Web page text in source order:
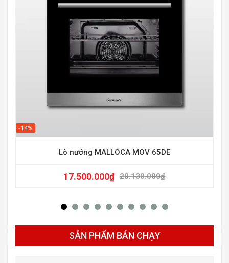
-14%
Lò nướng MALLOCA MOV 65DE
20.130.000₫
17.500.000₫
SẢN PHẨM BÁN CHẠY